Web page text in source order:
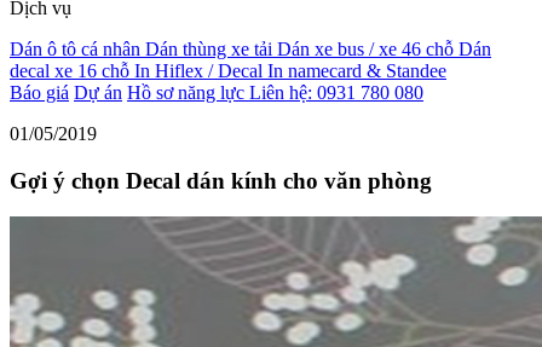
Dịch vụ
Dán ô tô cá nhân Dán thùng xe tải Dán xe bus / xe 46 chỗ Dán
decal xe 16 chỗ In Hiflex / Decal In namecard & Standee
Báo giá Dự án Hồ sơ năng lực Liên hệ: 0931 780 080
01/05/2019
Gợi ý chọn Decal dán kính cho văn phòng